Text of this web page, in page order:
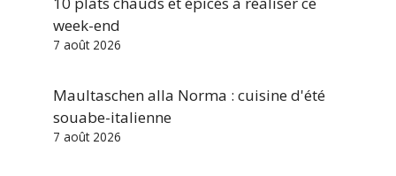
week-end
7 août 2026
Maultaschen alla Norma : cuisine d'été
souabe-italienne
7 août 2026